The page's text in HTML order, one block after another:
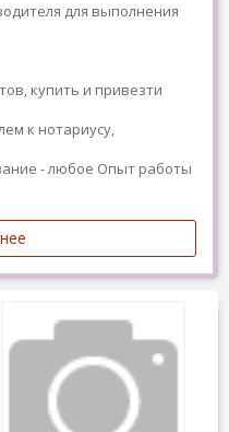
для выполнения
купить и привезти
к нотариусу,
- любое Опыт работы